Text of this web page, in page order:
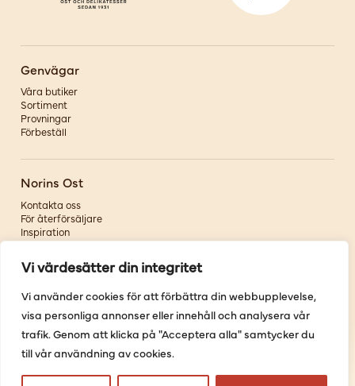
Vi värdesätter din integritet
Vi använder cookies för att förbättra din webbupplevelse,
visa personliga annonser eller innehåll och analysera vår
trafik. Genom att klicka på "Acceptera alla" samtycker du
till vår användning av cookies.
Genvägar
Våra butiker
Sortiment
Provningar
Förbeställ
Norins Ost
Kontakta oss
För återförsäljare
Inspiration
Om oss
Följ oss
Facebook
Instagram
Youtube